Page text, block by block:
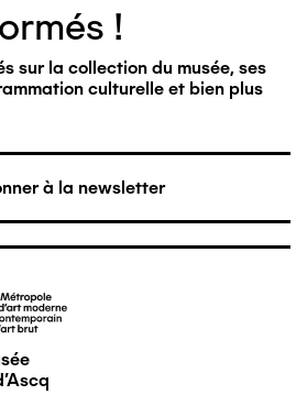
!
sur la collection du musée, ses
culturelle et bien plus
à la newsletter